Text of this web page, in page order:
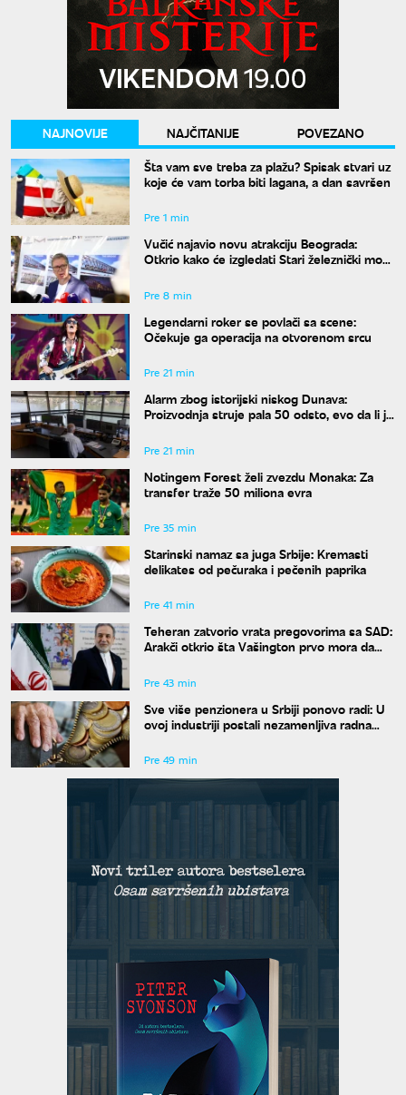
NAJNOVIJE NAJČITANIJE
POVEZANO
Šta vam sve treba za plažu? Spisak stvari uz
koje će vam torba biti lagana, a dan savršen
Pre 1 min
Vučić najavio novu atrakciju Beograda:
Otkrio kako će izgledati Stari železnički most
Pre 8 min
Legendarni roker se povlači sa scene:
Očekuje ga operacija na otvorenom srcu
Pre 21 min
Alarm zbog istorijski niskog Dunava:
Proizvodnja struje pala 50 odsto, evo da li je
Pre 21 min
Notingem Forest želi zvezdu Monaka: Za
transfer traže 50 miliona evra
Pre 35 min
Starinski namaz sa juga Srbije: Kremasti
delikates od pečuraka i pečenih paprika
Pre 41 min
Teheran zatvorio vrata pregovorima sa SAD:
Arakči otkrio šta Vašington prvo mora da
Pre 43 min
Sve više penzionera u Srbiji ponovo radi: U
ovoj industriji postali nezamenljiva radna
Pre 49 min